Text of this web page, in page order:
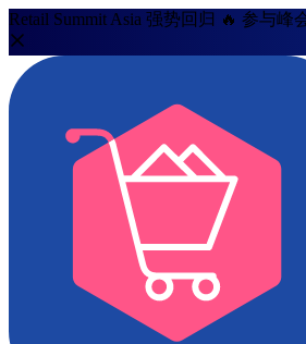
Retail Summit Asia 强势回归 🔥 参与